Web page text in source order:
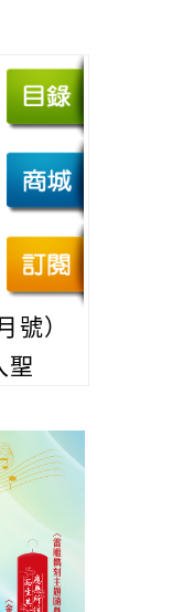
號）
聖